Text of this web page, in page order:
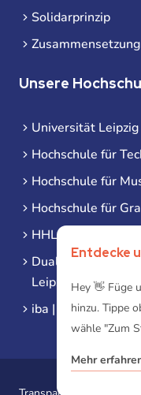
Solidarprinzip
Zusammensetzung
Unsere
Universität Leipzig
Hochschule für
Hochschule für
Hochschule für
HHL Leipzig
Duale Hochschule
Leipzig
iba | Campus
Entdecke
Hey 👋 Füge
hinzu. Tippe
wähle "Zum
Mehr